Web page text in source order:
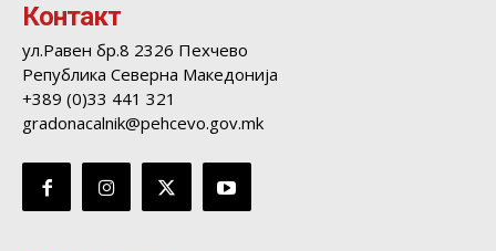
Контакт
ул.Равен бр.8 2326 Пехчево
Република Северна Македонија
+389 (0)33 441 321
gradonacalnik@pehcevo.gov.mk